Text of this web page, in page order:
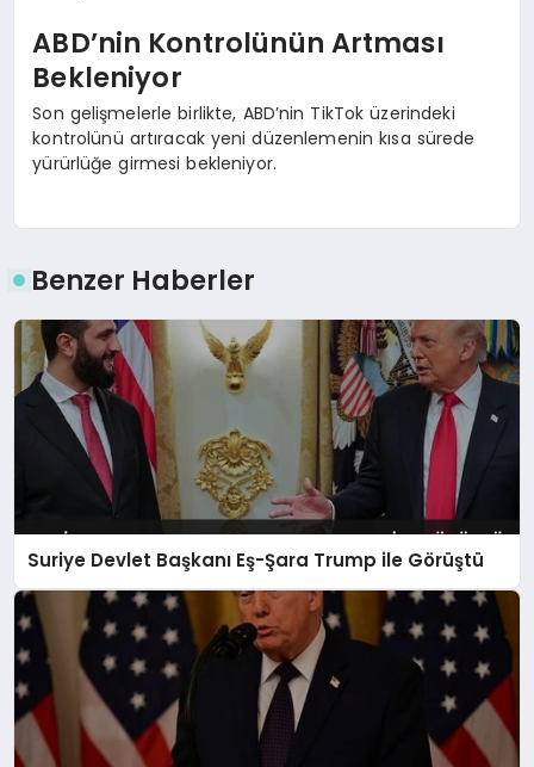
ABD’nin Kontrolünün Artması
Bekleniyor
Son gelişmelerle birlikte, ABD’nin TikTok üzerindeki
kontrolünü artıracak yeni düzenlemenin kısa sürede
yürürlüğe girmesi bekleniyor.
Benzer Haberler
Suriye Devlet Başkanı Eş-Şara Trump ile Görüştü